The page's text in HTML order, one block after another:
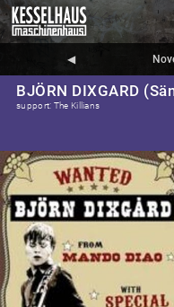
◀︎
BJÖRN DIXGARD
support: The Killians